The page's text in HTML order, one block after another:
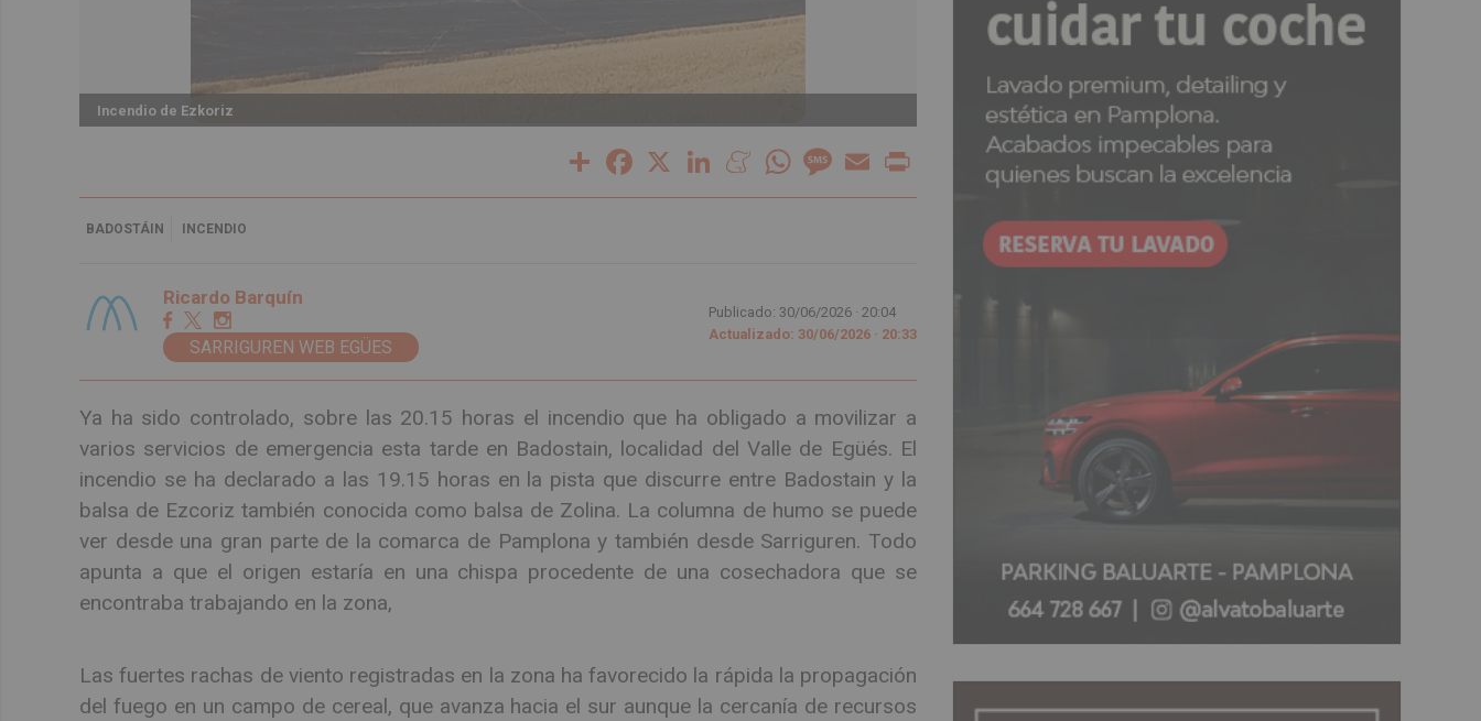
Incendio de Ezkoriz Incendio de Ezkoriz
Share Facebook LinkedInMeneameWhatsAppMessage
Email
BADOSTÁIN INCENDIO
Ricardo Barquín
SARRIGUREN WEB EGÜES
Publicado: 30/06/2026 · 20:04
Actualizado: 30/06/2026 · 20:33
Ya ha sido controlado, sobre las 20.15 horas el incendio que ha obligado a movilizar a
varios servicios de emergencia esta tarde en Badostain, localidad del Valle de Egüés. El
incendio se ha declarado a las 19.15 horas en la pista que discurre entre Badostain y la
balsa de Ezcoriz también conocida como balsa de Zolina. La columna de humo se puede
ver desde una gran parte de la comarca de Pamplona y también desde Sarriguren. Todo
apunta a que el origen estaría en una chispa procedente de una cosechadora que se
encontraba trabajando en la zona,
Las fuertes rachas de viento registradas en la zona ha favorecido la rápida la propagación
del fuego en un campo de cereal, que avanza hacia el sur aunque la cercanía de recursos